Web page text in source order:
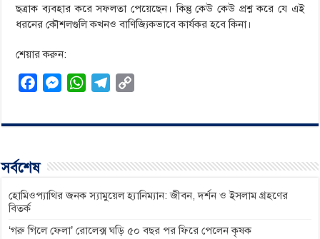
ছত্রাক ব্যবহার করে সফলতা পেয়েছেন। কিন্তু কেউ কেউ প্রশ্ন করে যে এই
ধরনের কৌশলগুলি কখনও বাণিজ্যিকভাবে কার্যকর হবে কিনা।
শেয়ার করুন:
o
o
M
n
g
r
W
A
p
r
a
i
n
সর্বশেষ
হোমিওপ্যাথির জনক স্যামুয়েল হ্যানিম্যান: জীবন, দর্শন ও ইসলাম গ্রহণের
বিতর্ক
‘গরু গিলে ফেলা’ রোলেক্স ঘড়ি ৫০ বছর পর ফিরে পেলেন কৃষক